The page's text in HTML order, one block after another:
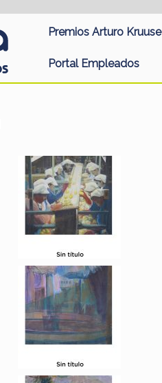
Premios Arturo Kruuse
Portal Empleados